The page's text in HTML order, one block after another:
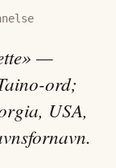
—
ord;
USA,